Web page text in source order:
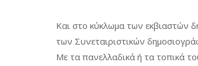
Και στο κύκλωμα των εκβιαστών
των Συνεταιριστικών
Με τα πανελλαδικά ή τα τοπικά